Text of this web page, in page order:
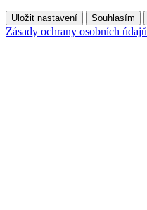
Uložit nastavení Souhlasím
Zásady ochrany osobních údajů